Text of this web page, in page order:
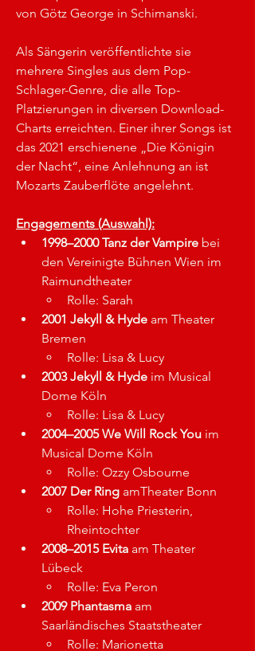
von Götz George in Schimanski.
Als Sängerin veröffentlichte sie
mehrere Singles aus dem Pop-
Schlager-Genre, die alle Top-
Platzierungen in diversen Download-
Charts erreichten. Einer ihrer Songs ist
das 2021 erschienene „Die Königin
der Nacht“, eine Anlehnung an ist
Mozarts Zauberflöte angelehnt.
Engagements (Auswahl):
1998–2000 Tanz der Vampire bei
den Vereinigte Bühnen Wien im
Raimundtheater
Rolle: Sarah
2001 Jekyll & Hyde am Theater
Bremen
Rolle: Lisa & Lucy
2003 Jekyll & Hyde im Musical
Dome Köln
Rolle: Lisa & Lucy
2004–2005 We Will Rock You im
Musical Dome Köln
Rolle: Ozzy Osbourne
2007 Der Ring amTheater Bonn
Rolle: Hohe Priesterin,
Rheintochter
2008–2015 Evita am Theater
Lübeck
Rolle: Eva Peron
2009 Phantasma am
Saarländisches Staatstheater
Rolle: Marionetta